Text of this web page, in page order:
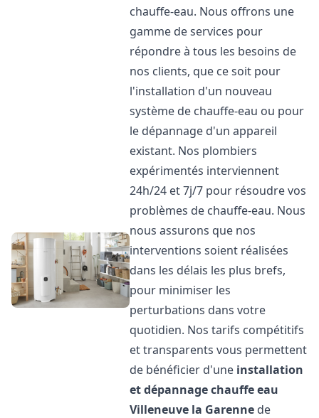
chauffe-eau. Nous offrons une
gamme de services pour
répondre à tous les besoins de
nos clients, que ce soit pour
l'installation d'un nouveau
système de chauffe-eau ou pour
le dépannage d'un appareil
existant. Nos plombiers
expérimentés interviennent
24h/24 et 7j/7 pour résoudre vos
problèmes de chauffe-eau. Nous
nous assurons que nos
interventions soient réalisées
dans les délais les plus brefs,
pour minimiser les
perturbations dans votre
quotidien. Nos tarifs compétitifs
et transparents vous permettent
de bénéficier d'une installation
et dépannage chauffe eau
Villeneuve la Garenne de